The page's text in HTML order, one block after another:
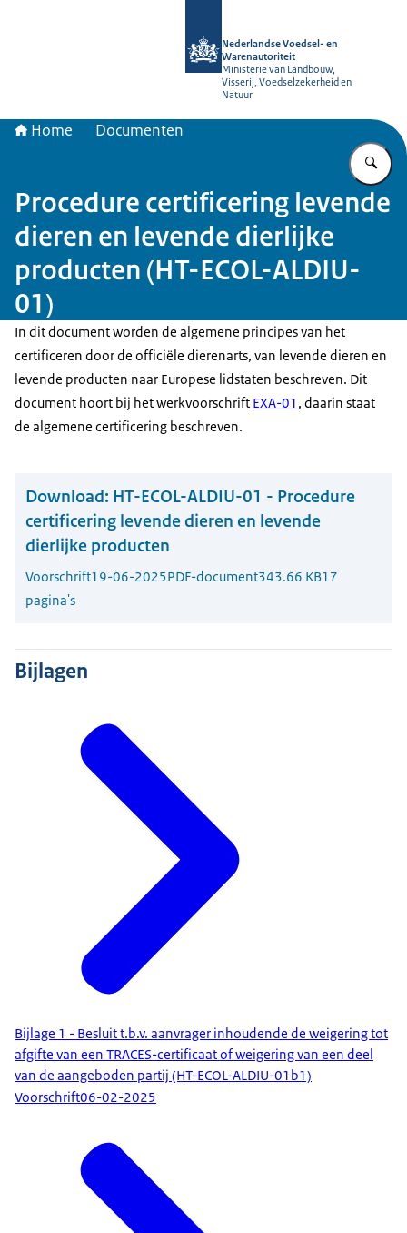
Nederlandse Voedsel- en
Warenautoriteit
Ministerie van Landbouw,
Visserij, Voedselzekerheid en
Natuur
Home Documenten
Procedure certificering levende
dieren en levende dierlijke
producten (HT-ECOL-ALDIU-
01)
In dit document worden de algemene principes van het
certificeren door de officiële dierenarts, van levende dieren en
levende producten naar Europese lidstaten beschreven. Dit
document hoort bij het werkvoorschrift EXA-01 , daarin staat
de algemene certificering beschreven.
Download: HT-ECOL-ALDIU-01 - Procedure
certificering levende dieren en levende
dierlijke producten
Voorschrift19-06-2025PDF-document343.66 KB17
pagina's
Bijlagen
Bijlage 1 - Besluit t.b.v. aanvrager inhoudende de weigering tot
afgifte van een TRACES-certificaat of weigering van een deel
van de aangeboden partij (HT-ECOL-ALDIU-01b1)
Voorschrift06-02-2025